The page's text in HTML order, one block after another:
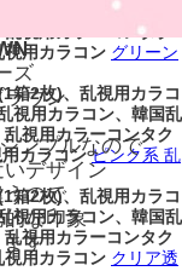
視用カラコン、韓国乱
視用カラーコンタク
視用カラコン グリーン
箱2枚)、乱視用カラコ
視用カラコン、韓国乱
視用カラーコンタク
カラコン ピンク系 乱
箱2枚)、乱視用カラコ
視用カラコン、韓国乱
視用カラーコンタク
視用カラコン クリア透
ズ
ウン
ンプルなので
デザイン
ので
な印象
す